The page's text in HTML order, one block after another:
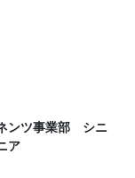
ンツ事業部 シニ
ア